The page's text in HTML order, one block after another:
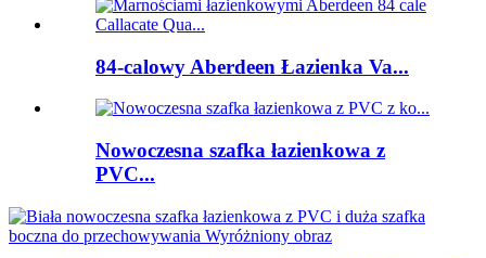
84-calowy Aberdeen Łazienka Va...
Nowoczesna szafka łazienkowa z
PVC...